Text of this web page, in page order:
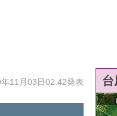
11月03日02:42発表